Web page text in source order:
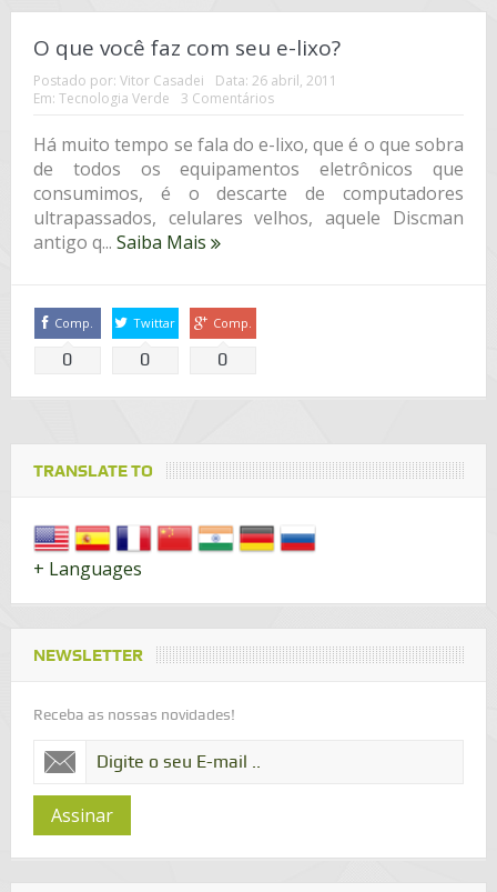
O que você faz com seu e-lixo?
Postado por: Vitor Casadei Data: 26 abril, 2011
Em: Tecnologia Verde 3 Comentários
Há muito tempo se fala do e-lixo, que é o que sobra
de todos os equipamentos eletrônicos que
consumimos, é o descarte de computadores
ultrapassados, celulares velhos, aquele Discman
antigo q... Saiba Mais
Comp.
0
Twittar
0
Comp.
0
TRANSLATE TO
+ Languages
NEWSLETTER
Receba as nossas novidades!
Assinar